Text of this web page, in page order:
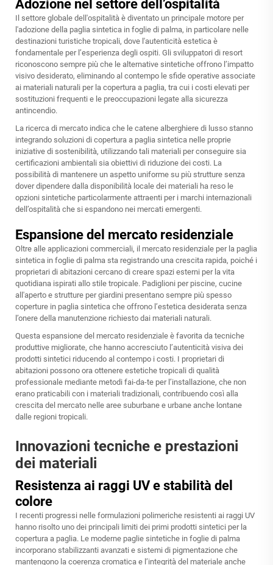
Adozione nel settore dell’ospitalità
Il settore globale dell'ospitalità è diventato un principale motore per
l'adozione della paglia sintetica in foglie di palma, in particolare nelle
destinazioni turistiche tropicali, dove l'autenticità estetica è
fondamentale per l’esperienza degli ospiti. Gli sviluppatori di resort
riconoscono sempre più che le alternative sintetiche offrono l’impatto
visivo desiderato, eliminando al contempo le sfide operative associate
ai materiali naturali per la copertura a paglia, tra cui i costi elevati per
sostituzioni frequenti e le preoccupazioni legate alla sicurezza
antincendio.
La ricerca di mercato indica che le catene alberghiere di lusso stanno
integrando soluzioni di copertura a paglia sintetica nelle proprie
iniziative di sostenibilità, utilizzando tali materiali per conseguire sia
certificazioni ambientali sia obiettivi di riduzione dei costi. La
possibilità di mantenere un aspetto uniforme su più strutture senza
dover dipendere dalla disponibilità locale dei materiali ha reso le
opzioni sintetiche particolarmente attraenti per i marchi internazionali
dell’ospitalità che si espandono nei mercati emergenti.
Espansione del mercato residenziale
Oltre alle applicazioni commerciali, il mercato residenziale per la paglia
sintetica in foglie di palma sta registrando una crescita rapida, poiché i
proprietari di abitazioni cercano di creare spazi esterni per la vita
quotidiana ispirati allo stile tropicale. Padiglioni per piscine, cucine
all'aperto e strutture per giardini presentano sempre più spesso
coperture in paglia sintetica che offrono l’estetica desiderata senza
l’onere della manutenzione richiesto dai materiali naturali.
Questa espansione del mercato residenziale è favorita da tecniche
produttive migliorate, che hanno accresciuto l’autenticità visiva dei
prodotti sintetici riducendo al contempo i costi. I proprietari di
abitazioni possono ora ottenere estetiche tropicali di qualità
professionale mediante metodi fai-da-te per l’installazione, che non
erano praticabili con i materiali tradizionali, contribuendo così alla
crescita del mercato nelle aree suburbane e urbane anche lontane
dalle regioni tropicali.
Innovazioni tecniche e prestazioni
dei materiali
Resistenza ai raggi UV e stabilità del
colore
I recenti progressi nelle formulazioni polimeriche resistenti ai raggi UV
hanno risolto uno dei principali limiti dei primi prodotti sintetici per la
copertura a paglia. Le moderne paglie sintetiche in foglie di palma
incorporano stabilizzanti avanzati e sistemi di pigmentazione che
mantengono la coerenza cromatica e l’integrità del materiale anche